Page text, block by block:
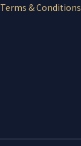
Terms & Conditions